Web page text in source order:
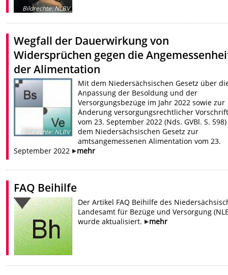
Bildrechte:NLBV
Wegfall der Dauerwirkung von
Widersprüchen gegen die
der Alimentation
Bildrechte:NLBV
Mit dem Niedersächsischen Gesetz über
Anpassung der Besoldung und der
Versorgungsbezüge im Jahr 2022 sowie zur
Änderung versorgungsrechtlicher
vom 23. September 2022 (Nds. GVBl. S.
dem Niedersächsischen Gesetz zur
amtsangemessenen Alimentation vom 23.
September 2022
mehr
FAQ Beihilfe
Der Artikel FAQ Beihilfe des
Landesamt für Bezüge und Versorgung
wurde aktualisiert.
mehr